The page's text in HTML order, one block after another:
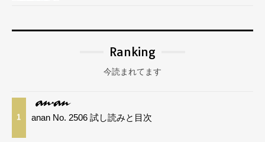
Ranking
今読まれてます
1 anan No. 2506 試し読みと目次